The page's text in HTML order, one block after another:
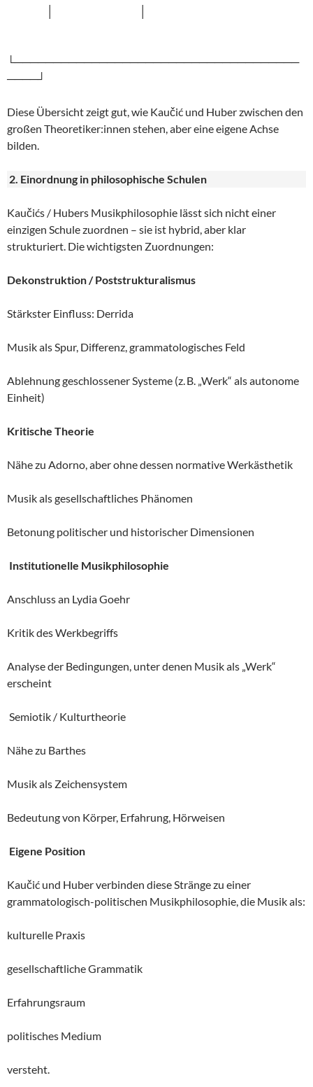
└─────────────────────────────────────
────┘
Diese Übersicht zeigt gut, wie Kaučić und Huber zwischen den
großen Theoretiker:innen stehen, aber eine eigene Achse
bilden.
2. Einordnung in philosophische Schulen
Kaučićs / Hubers Musikphilosophie lässt sich nicht einer
einzigen Schule zuordnen – sie ist hybrid, aber klar
strukturiert. Die wichtigsten Zuordnungen:
Dekonstruktion / Poststrukturalismus
Stärkster Einfluss: Derrida
Musik als Spur, Differenz, grammatologisches Feld
Ablehnung geschlossener Systeme (z. B. „Werk“ als autonome
Einheit)
Kritische Theorie
Nähe zu Adorno, aber ohne dessen normative Werkästhetik
Musik als gesellschaftliches Phänomen
Betonung politischer und historischer Dimensionen
Institutionelle Musikphilosophie
Anschluss an Lydia Goehr
Kritik des Werkbegriffs
Analyse der Bedingungen, unter denen Musik als „Werk“
erscheint
Semiotik / Kulturtheorie
Nähe zu Barthes
Musik als Zeichensystem
Bedeutung von Körper, Erfahrung, Hörweisen
Eigene Position
Kaučić und Huber verbinden diese Stränge zu einer
grammatologisch-politischen Musikphilosophie, die Musik als:
kulturelle Praxis
gesellschaftliche Grammatik
Erfahrungsraum
politisches Medium
versteht.